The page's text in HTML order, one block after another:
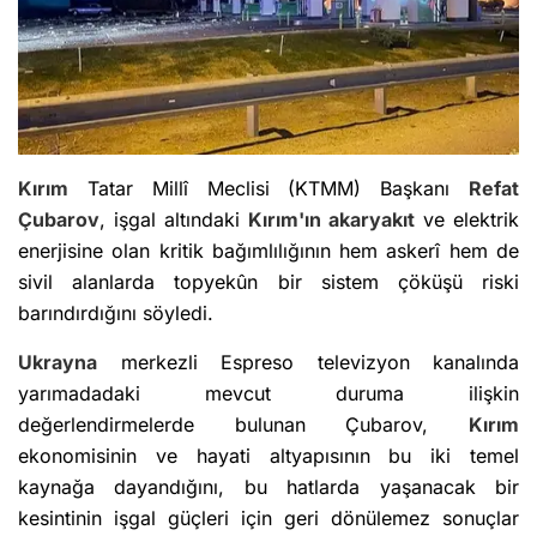
Kırım Tatar Millî Meclisi (KTMM) Başkanı Refat
Çubarov, işgal altındaki Kırım'ın akaryakıt ve elektrik
enerjisine olan kritik bağımlılığının hem askerî hem de
sivil alanlarda topyekûn bir sistem çöküşü riski
barındırdığını söyledi.
Ukrayna merkezli Espreso televizyon kanalında
yarımadadaki mevcut duruma ilişkin
değerlendirmelerde bulunan Çubarov, Kırım
ekonomisinin ve hayati altyapısının bu iki temel
kaynağa dayandığını, bu hatlarda yaşanacak bir
kesintinin işgal güçleri için geri dönülemez sonuçlar